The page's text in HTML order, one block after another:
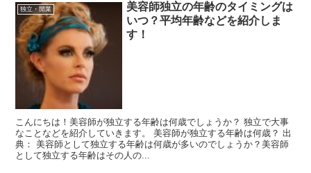
独立・開業
美容師独立の年齢のタイミングは
いつ？平均年齢などを紹介しま
す！
こんにちは！美容師が独立する年齢は何歳でしょうか？ 独立で大事
なことなどを紹介していきます。 美容師が独立する年齢は何歳？ 出
典： 美容師として独立する年齢は何歳が多いのでしょうか？美容師
として独立する年齢はその人の...